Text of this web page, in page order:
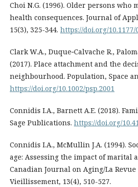
Choi N.G. (1996). Older persons who
health consequences. Journal of
15(3), 325-344. https://doi.org/10.1177/
Clark W.A., Duque‐Calvache R.,
(2017). Place attachment and the
neighbourhood. Population, Space
https://doi.org/10.1002/psp.2001
Connidis I.A., Barnett A.E. (2018).
Sage Publications. https://doi.org/
Connidis I.A., McMullin J.A. (1994).
age: Assessing the impact of marital
Canadian Journal on Aging/La
Vieillissement, 13(4), 510-527.